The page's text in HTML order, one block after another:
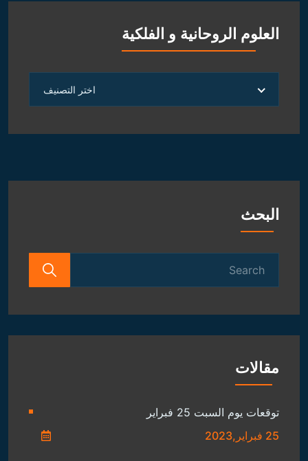
العلوم الروحانية و الفلكية
الروحانية
الفلكية
اختر التصنيف
البحث
مقالات
توقعات يوم السبت 25 فبراير
25 فبراير,2023